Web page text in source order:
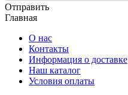
Отправить
Главная
О нас
Контакты
Информация о доставке
Наш каталог
Условия оплаты